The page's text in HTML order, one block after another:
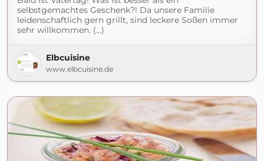
selbstgemachtes Geschenk?! Da unsere Familie
leidenschaftlich gern grillt, sind leckere Soßen immer
sehr willkommen. (...)
Elbcuisine
www.elbcuisine.de